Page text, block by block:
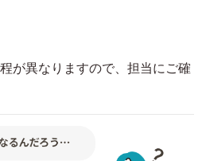
が異なりますので、担当にご確